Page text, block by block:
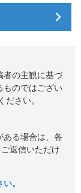
者の主観に基づ
ものではござい
ださい。
ある場合は、各
返信いただけ
。